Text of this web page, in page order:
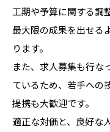
工期や予算に関する調
最大限の成果を出せる
ります。
また、求人募集も行な
ているため、若手への
提携も大歓迎です。
適正な対価と、良好な